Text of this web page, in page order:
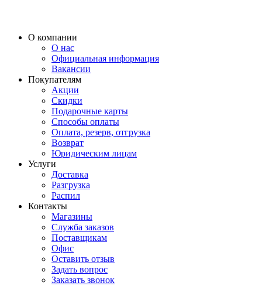
О компании
О нас
Официальная информация
Вакансии
Покупателям
Акции
Скидки
Подарочные карты
Способы оплаты
Оплата, резерв, отгрузка
Возврат
Юридическим лицам
Услуги
Доставка
Разгрузка
Распил
Контакты
Магазины
Служба заказов
Поставщикам
Офис
Оставить отзыв
Задать вопрос
Заказать звонок